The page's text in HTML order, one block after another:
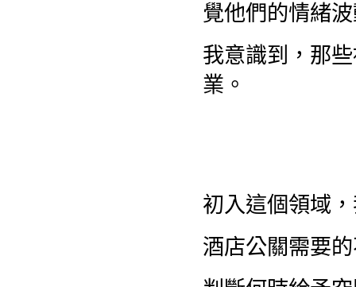
覺他們的情緒
我意識到，那
業。
初入這個領域
酒店公關需要